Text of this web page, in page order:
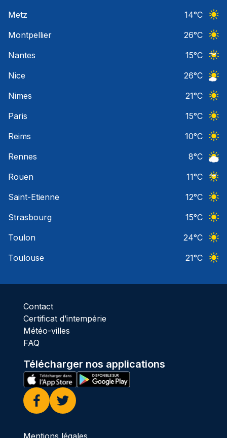
Metz
14°C
Montpellier
26°C
Nantes
15°C
Nice
26°C
Nimes
21°C
Paris
15°C
Reims
10°C
Rennes
8°C
Rouen
11°C
Saint-Etienne
12°C
Strasbourg
15°C
Toulon
24°C
Toulouse
21°C
Contact
Certificat d’intempérie
Météo-villes
FAQ
Télécharger nos applications
Facebook
Twitter
Mentions légales